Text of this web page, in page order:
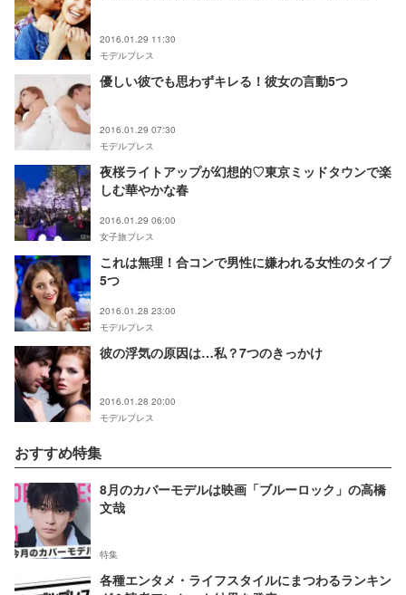
2016.01.29 11:30
モデルプレス
優しい彼でも思わずキレる！彼女の言動5つ
2016.01.29 07:30
モデルプレス
夜桜ライトアップが幻想的♡東京ミッドタウンで楽
しむ華やかな春
2016.01.29 06:00
女子旅プレス
これは無理！合コンで男性に嫌われる女性のタイプ
5つ
2016.01.28 23:00
モデルプレス
彼の浮気の原因は…私？7つのきっかけ
2016.01.28 20:00
モデルプレス
おすすめ特集
8月のカバーモデルは映画「ブルーロック」の高橋
文哉
特集
各種エンタメ・ライフスタイルにまつわるランキン